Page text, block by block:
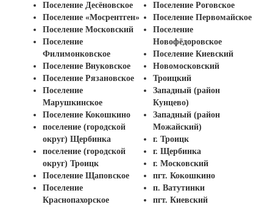
Поселение Десёновское
Поселение «Мосрентген»
Поселение Московский
Поселение
Филимонковское
Поселение Внуковское
Поселение Рязановское
Поселение
Марушкинское
Поселение Кокошкино
поселение (городской
округ) Щербинка
поселение (городской
округ) Троицк
Поселение Щаповское
Поселение
Краснопахорское
Поселение Роговское
Поселение Первомайское
Поселение
Новофёдоровское
Поселение Киевский
Новомосковский
Троицкий
Западный (район
Кунцево)
Западный (район
Можайский)
г. Троицк
г. Щербинка
г. Московский
пгт. Кокошкино
п. Ватутинки
пгт. Киевский